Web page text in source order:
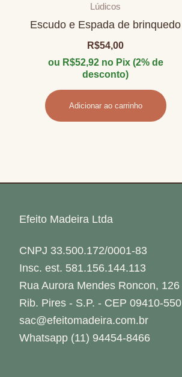
Lúdicos
Escudo e Espada de brinquedo
R$54,00
ou R$52,92no Pix (2% de
desconto)
Adicionar ao carrinho
Efeito Madeira Ltda
CNPJ 33.500.172/0001-83
Insc. est. 581.156.144.113
Rua Aurora Mendes Roncon, 126
Rib. Pires - S.P. - CEP 09410-550
sac@efeitomadeira.com.br
Whatsapp (11) 94454-8466